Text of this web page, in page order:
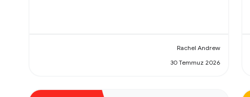
Rachel Andrew
30 Temmuz 2026